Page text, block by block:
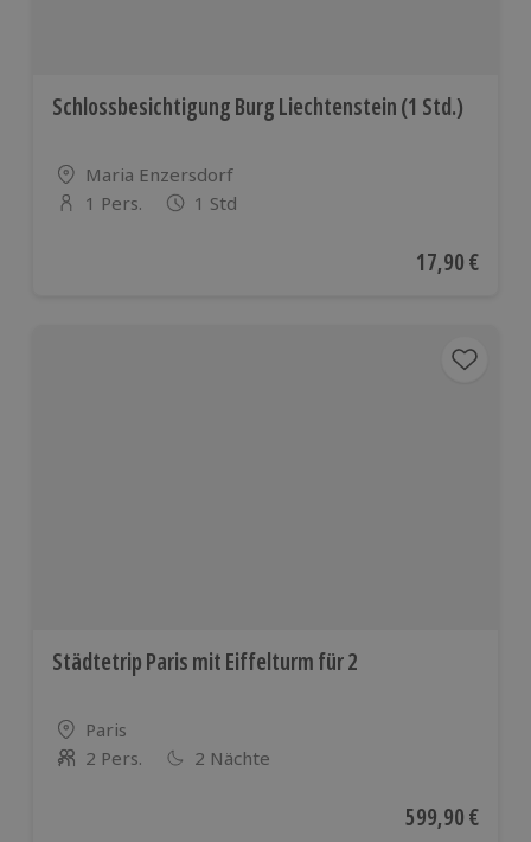
Schlossbesichtigung Burg Liechtenstein (1 Std.)
Standort
Maria Enzersdorf
Anzahl der Teilnehmer
1 Pers. 1 Std
Aktueller
17,90 €
Städtetrip Paris mit Eiffelturm für 2
Standort
Paris
Anzahl der Teilnehmer
2 Pers. 2 Nächte
Aktueller Preis
599,90 €